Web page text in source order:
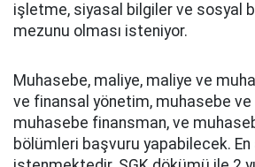
işletme, siyasal bilgiler ve sosyal
mezunu olması isteniyor.
Muhasebe, maliye, maliye ve
ve finansal yönetim, muhasebe
muhasebe finansman, ve
bölümleri başvuru yapabilecek. En